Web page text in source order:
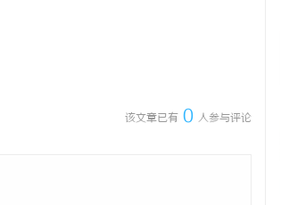
该文章已有 0 人参与评论